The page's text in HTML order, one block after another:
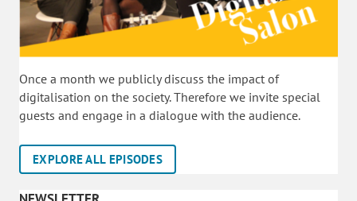
Once a month we publicly discuss the impact of
digitalisation on the society. Therefore we invite special
guests and engage in a dialogue with the audience.
EXPLORE ALL EPISODES